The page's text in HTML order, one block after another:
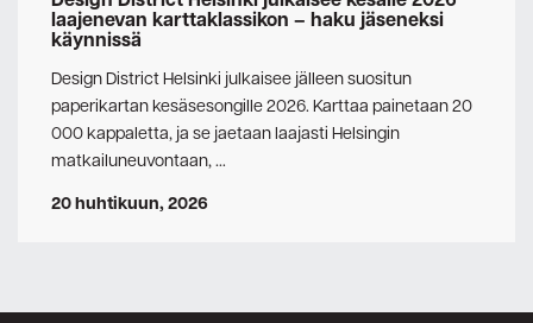
laajenevan karttaklassikon – haku jäseneksi
käynnissä
Design District Helsinki julkaisee jälleen suositun
paperikartan kesäsesongille 2026. Karttaa painetaan 20
000 kappaletta, ja se jaetaan laajasti Helsingin
matkailuneuvontaan, …
20 huhtikuun, 2026